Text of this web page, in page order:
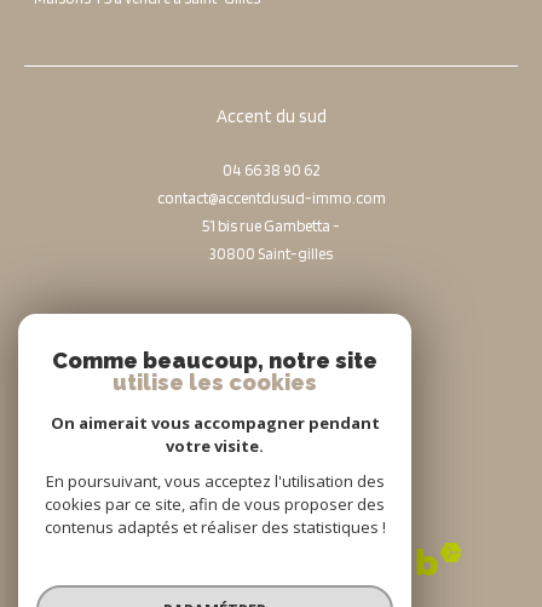
Accent du sud
04 66 38 90 62
contact@accentdusud-immo.com
51 bis rue Gambetta -
30800
saint-gilles
Adhérents
Comme beaucoup, notre site
utilise les cookies
On aimerait vous accompagner pendant
votre visite.
En poursuivant, vous acceptez l'utilisation des
cookies par ce site, afin de vous proposer des
contenus adaptés et réaliser des statistiques !